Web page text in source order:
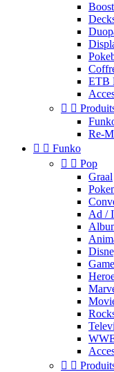
ETB
 
Re-
  Funko
  Pop
Graal
Ad /
 